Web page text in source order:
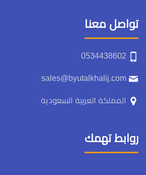
تواصل معنا
المملكة العربية السعودية
روابط تهمك